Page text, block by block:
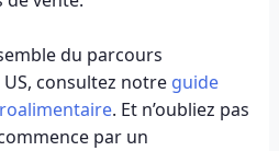
du parcours
consultez notre guide
. Et n’oubliez pas
par un